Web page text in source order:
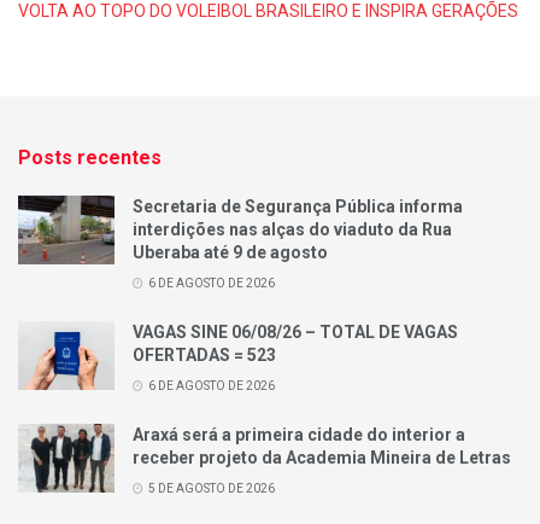
VOLTA AO TOPO DO VOLEIBOL BRASILEIRO E INSPIRA GERAÇÕES
Posts recentes
Secretaria de Segurança Pública informa
interdições nas alças do viaduto da Rua
Uberaba até 9 de agosto
6 DE AGOSTO DE 2026
VAGAS SINE 06/08/26 – TOTAL DE VAGAS
OFERTADAS = 523
6 DE AGOSTO DE 2026
Araxá será a primeira cidade do interior a
receber projeto da Academia Mineira de Letras
5 DE AGOSTO DE 2026